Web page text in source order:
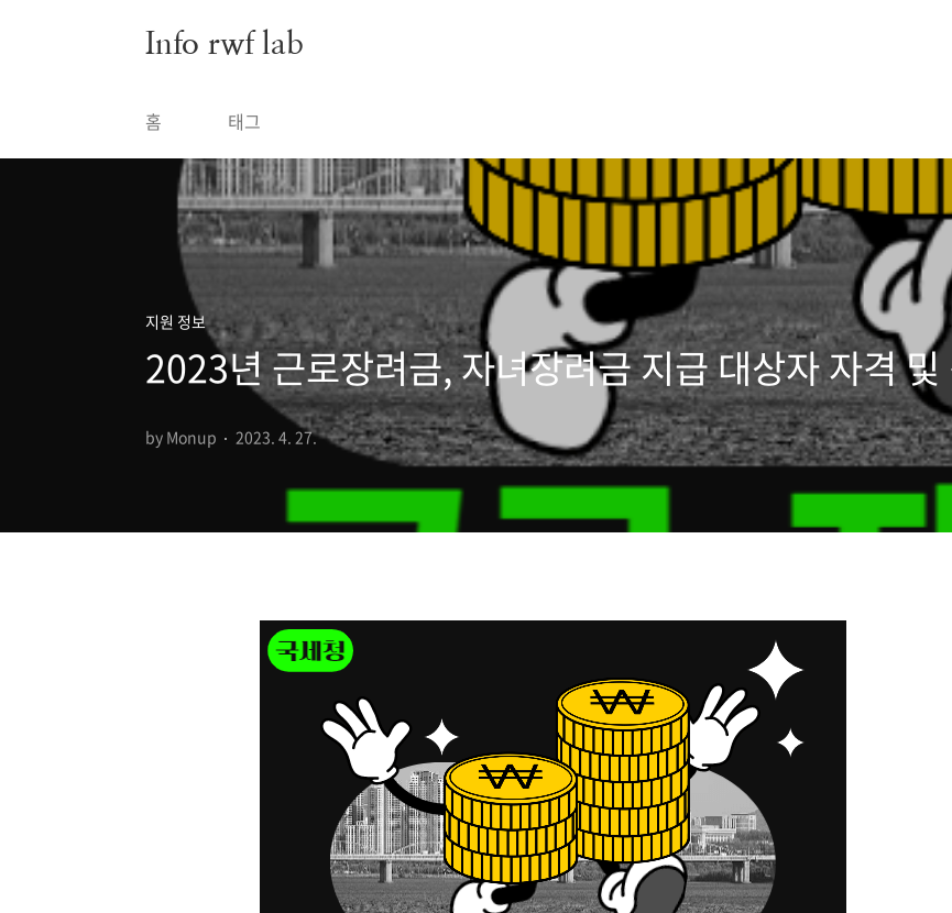
Info rwf lab
홈 태그
지원 정보
2023년 근로장려금, 자녀장려금 지급 대상자 자격
by Monup 2023. 4. 27.